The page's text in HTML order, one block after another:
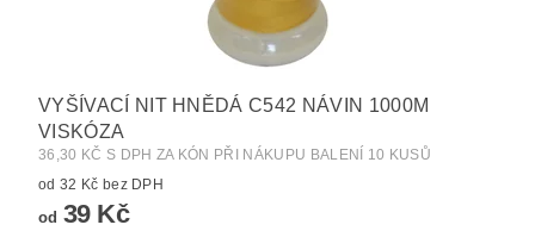
VYŠÍVACÍ NIT HNĚDÁ C542 NÁVIN 1000M
VISKÓZA
36,30 KČ S DPH ZA KÓN PŘI NÁKUPU BALENÍ 10 KUSŮ
od 32 Kč bez DPH
od 39 Kč